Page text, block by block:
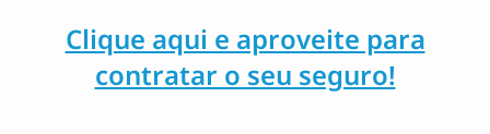
Clique aqui e aproveite para
contratar o seu seguro!